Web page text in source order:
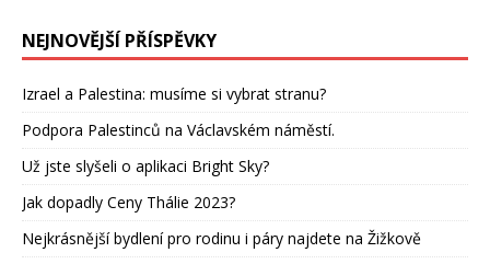
NEJNOVĚJŠÍ PŘÍSPĚVKY
Izrael a Palestina: musíme si vybrat stranu?
Podpora Palestinců na Václavském náměstí.
Už jste slyšeli o aplikaci Bright Sky?
Jak dopadly Ceny Thálie 2023?
Nejkrásnější bydlení pro rodinu i páry najdete na Žižkově